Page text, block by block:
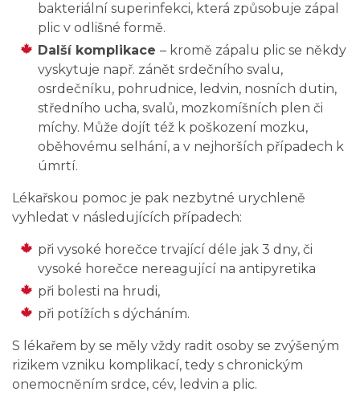
bakteriální superinfekci, která způsobuje zápal
plic v odlišné formě.
Další komplikace – kromě zápalu plic se někdy
vyskytuje např. zánět srdečního svalu,
osrdečníku, pohrudnice, ledvin, nosních dutin,
středního ucha, svalů, mozkomíšních plen či
míchy. Může dojít též k poškození mozku,
oběhovému selhání, a v nejhorších případech k
úmrtí.
Lékařskou pomoc je pak nezbytné urychleně
vyhledat v následujících případech:
při vysoké horečce trvající déle jak 3 dny, či
vysoké horečce nereagující na antipyretika
při bolesti na hrudi,
při potížích s dýcháním.
S lékařem by se měly vždy radit osoby se zvýšeným
rizikem vzniku komplikací, tedy s chronickým
onemocněním srdce, cév, ledvin a plic.